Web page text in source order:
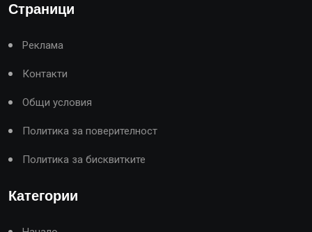
Страници
Реклама
Контакти
Общи условия
Политика за поверителност
Политика за бисквитките
Категории